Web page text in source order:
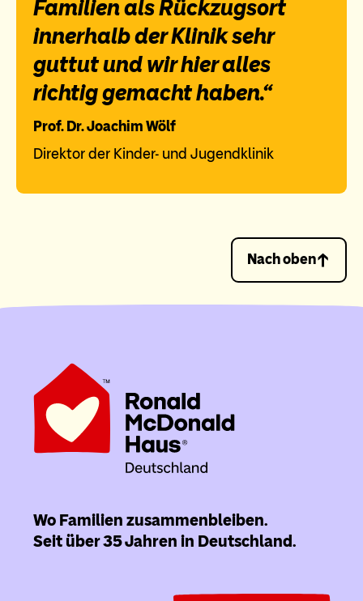
Familien als Rückzugsort
innerhalb der Klinik sehr
guttut und wir hier alles
richtig gemacht haben.“
Prof. Dr. Joachim Wölf
Direktor der Kinder- und Jugendklinik
Nach oben
Wo Familien zusammenbleiben.
Seit über 35 Jahren in Deutschland.